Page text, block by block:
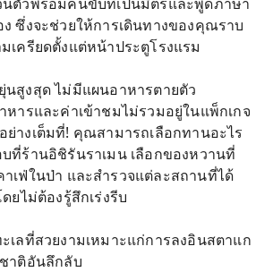
ซึ่งจะช่วยให้การเดินทางของคุณราบ
เครียดตั้งแต่หน้าประตูโรงแรม
สูงสุด ไม่มีแผนอาหารตายตัว
หารและค่าเข้าชมไม่รวมอยู่ในแพ็กเกจ
างเต็มที่! คุณสามารถเลือกทานอะไร
ที่ร้านอิชิรันราเมน เลือกของหวานที่
เฟ่ในป่า และสำรวจแต่ละสถานที่ได้
ยไม่ต้องรู้สึกเร่งรีบ
เลที่สวยงามเหมาะแก่การลงอินสตาแก
าติอันลึกลับ